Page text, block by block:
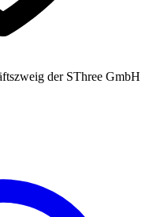
der SThree GmbH